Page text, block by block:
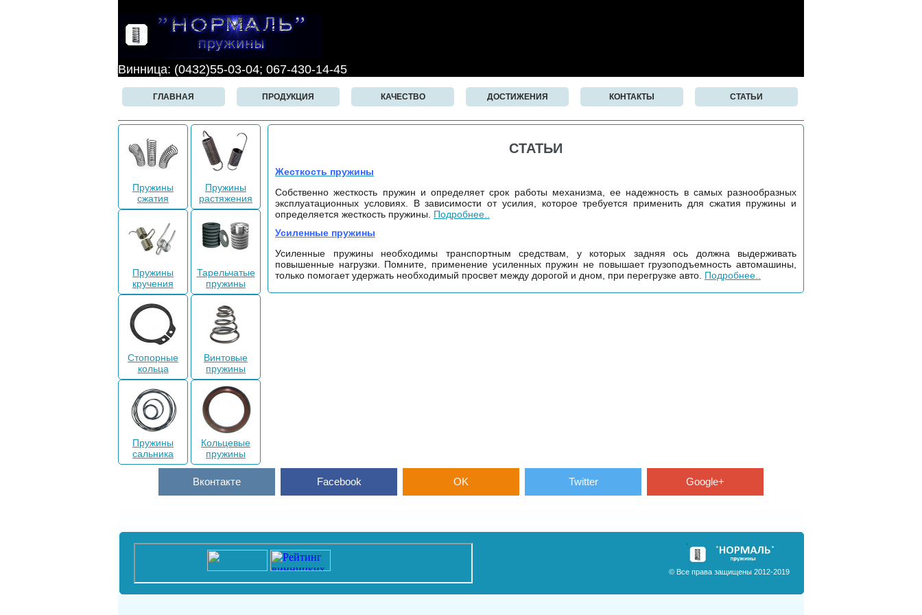
Винница: (0432)55-03-04; 067-430-14-45
ГЛАВНАЯ ПРОДУКЦИЯ КАЧЕСТВО ДОСТИЖЕНИЯ КОНТАКТЫ СТАТЬИ
Пружины
сжатия
Пружины
растяжения
Пружины
кручения
Тарельчатые
пружины
Стопорные
кольца
Винтовые
пружины
Пружины
сальника
Кольцевые
пружины
СТАТЬИ
Жесткость пружины
Собственно жесткость пружин и определяет срок работы механизма, ее надежность в самых разнообразных
эксплуатационных условиях. В зависимости от усилия, которое требуется применить для сжатия пружины и
определяется жесткость пружины. Подробнее..
Усиленные пружины
Усиленные пружины необходимы транспортным средствам, у которых задняя ось должна выдерживать
повышенные нагрузки. Помните, применение усиленных пружин не повышает грузоподъемность автомашины,
только помогает удержать необходимый просвет между дорогой и дном, при перегрузке авто. Подробнее..
Вконтакте Facebook OK Twitter Google+
© Все права защищены 2012-2019